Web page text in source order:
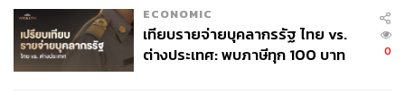
ECONOMIC
เทียบรายจ่ายบุคลากรรัฐ ไทย vs.
ต่างประเทศ: พบภาษีทุก 100 บาท
0